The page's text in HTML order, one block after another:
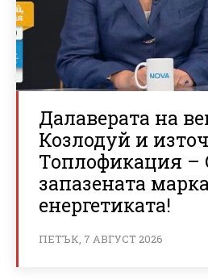
Далаверата на
Козлодуй и
Топлофикация –
запазената
енергетиката!
ПЕТЪК, 7 АВГУСТ 2026